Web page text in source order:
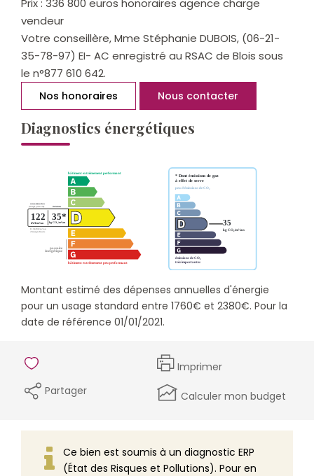
vendeur
Votre conseillère, Mme Stéphanie DUBOIS, (06-21-
35-78-97) EI- AC enregistré au RSAC de Blois sous
le n°877 610 642.
Nos honoraires Nous contacter
Diagnostics énergétiques
Montant estimé des dépenses annuelles d'énergie
pour un usage standard entre 1760€ et 2380€. Pour la
date de référence 01/01/2021.
Imprimer
Partager
Calculer mon budget
Ce bien est soumis à un diagnostic ERP
(État des Risques et Pollutions). Pour en